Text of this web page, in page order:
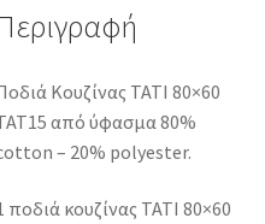
Κουζίνας TATI 80×60
από ύφασμα 80%
– 20% polyester.
ποδιά κουζίνας TATI 80×60